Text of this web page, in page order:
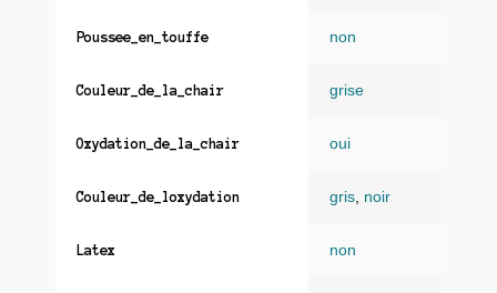
Poussee_en_touffe non
Couleur_de_la_chair grise
Oxydation_de_la_chair oui
Couleur_de_loxydation gris noir
Latex non